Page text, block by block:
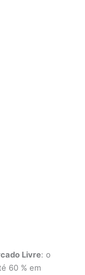
Livre: o
60 % em